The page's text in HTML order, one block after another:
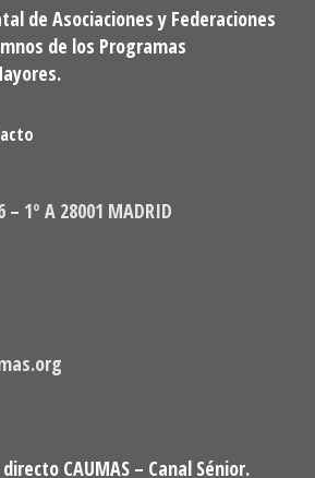
de Asociaciones y Federaciones
de los Programas
1º A 28001 MADRID
CAUMAS – Canal Sénior.